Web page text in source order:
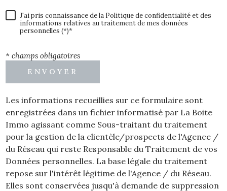
J'ai pris connaissance de la Politique de confidentialité et des
informations relatives au traitement de mes données
personnelles (*)*
* champs obligatoires
ENVOYER
Les informations recueillies sur ce formulaire sont
enregistrées dans un fichier informatisé par La Boite
Immo agissant comme Sous-traitant du traitement
pour la gestion de la clientèle/prospects de l'Agence /
du Réseau qui reste Responsable du Traitement de vos
Données personnelles. La base légale du traitement
repose sur l'intérêt légitime de l'Agence / du Réseau.
Elles sont conservées jusqu'à demande de suppression